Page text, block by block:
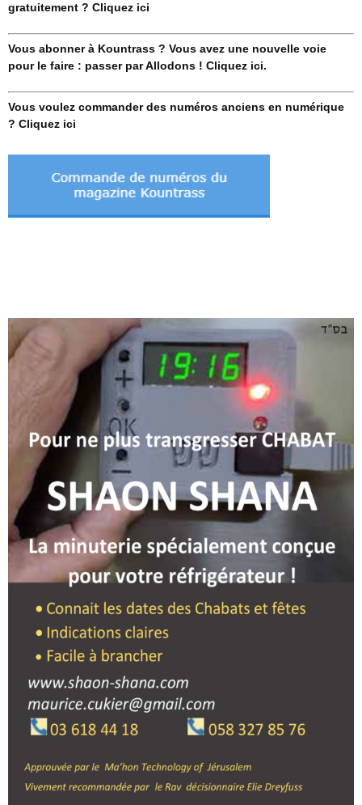
gratuitement ? Cliquez ici
Vous abonner à Kountrass ? Vous avez une nouvelle voie
pour le faire : passer par Allodons ! Cliquez ici.
Vous voulez commander des numéros anciens en numérique
? Cliquez ici